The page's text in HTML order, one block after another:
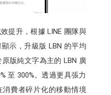
提升，根據 LINE 團隊與
示，升級版 LBN 的平均
版純文字為主的 LBN 廣
至 300%。透過更具張力
費者碎片化的移動情境